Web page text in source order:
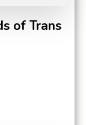
of Trans